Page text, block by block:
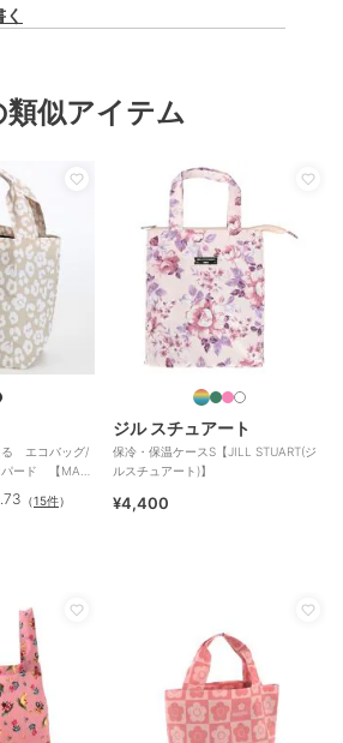
似アイテム
エコバッグ/
ード 【MARY
（15件）
ジル スチュアート
保冷・保温ケースS【JILL STUART(ジ
ルスチュアート)】
¥4,400